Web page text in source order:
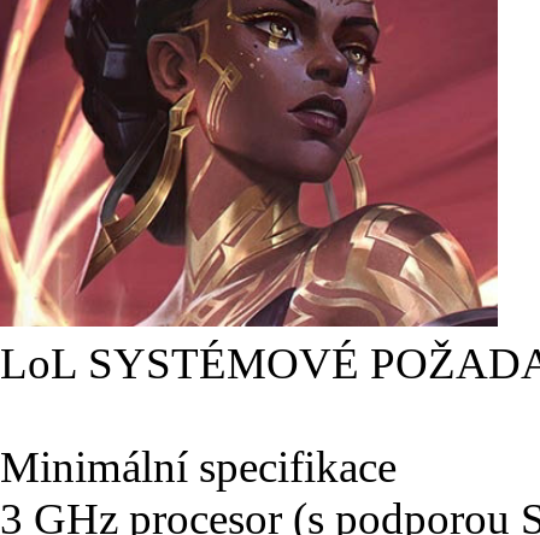
LoL SYSTÉMOVÉ
Minimální specifikace
3 GHz procesor (s podporou